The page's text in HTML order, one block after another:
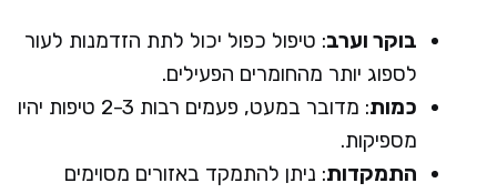
בוקר וערב: טיפול כפול יכול לתת הזדמנות לעור
לספוג יותר מהחומרים הפעילים.
כמות
: מדובר במעט, פעמים רבות 2-3 טיפות יהיו
מספיקות.
התמקדות: ניתן להתמקד באזורים מסוימים